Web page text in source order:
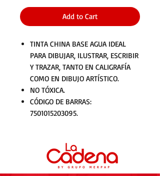
Add to Cart
TINTA CHINA BASE AGUA IDEAL
PARA DIBUJAR, ILUSTRAR, ESCRIBIR
Y TRAZAR, TANTO EN CALIGRAFÍA
COMO EN DIBUJO ARTÍSTICO.
NO TÓXICA.
CÓDIGO DE BARRAS:
7501015203095.